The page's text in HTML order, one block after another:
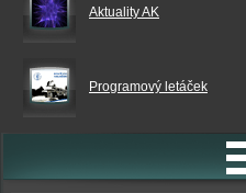
Aktuality AK
Programový letáček